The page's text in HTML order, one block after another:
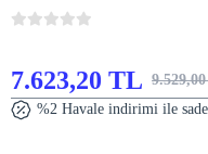
7.623,20 TL
%2 Havale indirimi ile